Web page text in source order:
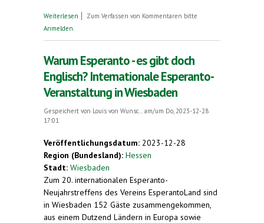
Weiterlesen über Gäste aus 16 Ländern in Wiesbaden.
Zum Verfassen von Kommentaren bitte
Anmelden
Warum Esperanto - es gibt doch
Englisch? Internationale Esperanto-
Veranstaltung in Wiesbaden
Gespeichert von Louis von Wunsc...
am/um Do, 2023-12-28
17:01
Veröffentlichungsdatum: 2023-12-28
Region (Bundesland): Hessen
Stadt: Wiesbaden
Zum 20. internationalen Esperanto-
Neujahrstreffens des Vereins EsperantoLand sind
in Wiesbaden 152 Gäste zusammengekommen,
aus einem Dutzend Ländern in Europa sowie